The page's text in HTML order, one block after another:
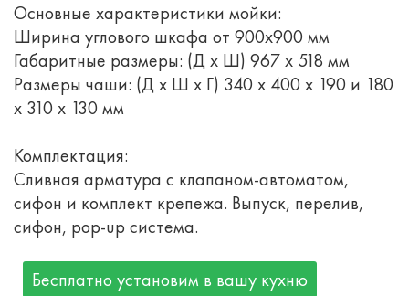
Основные характеристики мойки:
Ширина углового шкафа от 900x900 мм
Габаритные размеры: (Д x Ш) 967 x 518 мм
Размеры чаши: (Д x Ш x Г) 340 x 400 x 190 и 180
x 310 x 130 мм
Комплектация:
Сливная арматура с клапаном-автоматом,
сифон и комплект крепежа. Выпуск, перелив,
сифон, pop-up система.
Бесплатно установим в вашу кухню